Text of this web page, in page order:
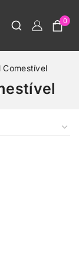
0
Comestível